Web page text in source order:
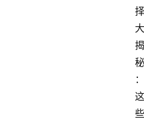
择
大
揭
秘
：
这
些